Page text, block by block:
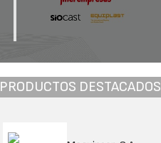
PRODUCTOS DESTACADOS